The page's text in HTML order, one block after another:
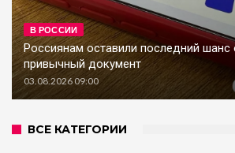
В РОССИИ
Россиянам оставили последний
привычный документ
03.08.2026 09:00
ВСЕ КАТЕГОРИИ